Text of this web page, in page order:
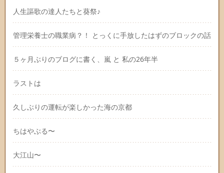
人生謳歌の達人たちと葵祭♪
管理栄養士の職業病？！ とっくに手放したはずのブロックの話
５ヶ月ぶりのブログに書く、嵐 と 私の26年半
ラストは
久しぶりの運転が楽しかった海の京都
ちはやぶる〜
大江山〜